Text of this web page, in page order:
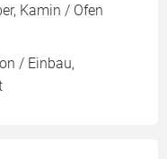
Kamin / Ofen
/ Einbau,